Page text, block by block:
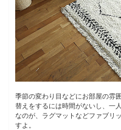
季節の変わり目などにお部屋の雰
替えをするには時間がないし、
なのが、ラグマットなどファブリ
すよ。